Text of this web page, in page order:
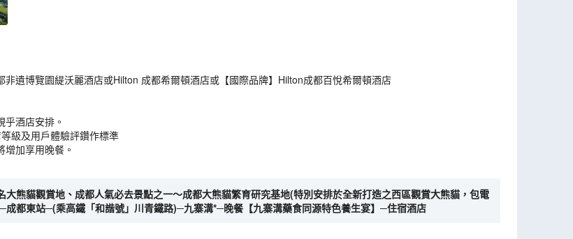
遺博覽園緹沃麗酒店或Hilton 成都希爾頓酒店或【國際品牌】Hilton成都百悅希爾頓酒店
酒店安排。
級及用戶體驗評鑽作標準
加享用晚餐。
熊貓觀賞地、成都人氣必去景點之一～成都大熊貓繁育研究基地(特別安排於全新打造之西區觀賞大熊貓，包電
都東站─(乘高鐵「和諧號」川青鐵路)─九寨溝*─晚餐【九寨溝藥食同源特色養生宴】─住宿酒店